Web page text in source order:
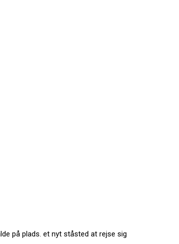
på plads. et nyt ståsted at rejse sig